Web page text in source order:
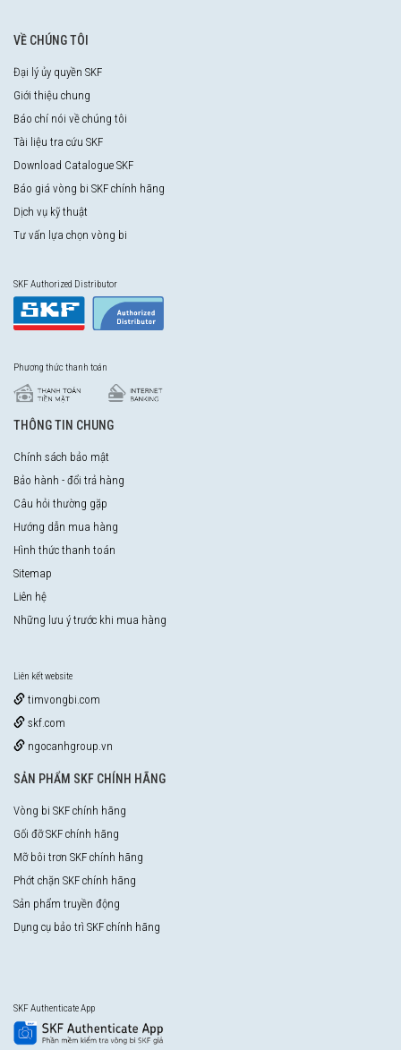
VỀ CHÚNG TÔI
Đại lý ủy quyền SKF
Giới thiệu chung
Báo chí nói về chúng tôi
Tài liệu tra cứu SKF
Download Catalogue SKF
Báo giá vòng bi SKF chính hãng
Dịch vụ kỹ thuật
Tư vấn lựa chọn vòng bi
SKF Authorized Distributor
Phương thức thanh toán
THÔNG TIN CHUNG
Chính sách bảo mật
Bảo hành - đổi trả hàng
Câu hỏi thường gặp
Hướng dẫn mua hàng
Hình thức thanh toán
Sitemap
Liên hệ
Những lưu ý trước khi mua hàng
Liên kết website
timvongbi.com
skf.com
ngocanhgroup.vn
SẢN PHẨM SKF CHÍNH HÃNG
Vòng bi SKF chính hãng
Gối đỡ SKF chính hãng
Mỡ bôi trơn SKF chính hãng
Phớt chặn SKF chính hãng
Sản phẩm truyền động
Dụng cụ bảo trì SKF chính hãng
SKF Authenticate App